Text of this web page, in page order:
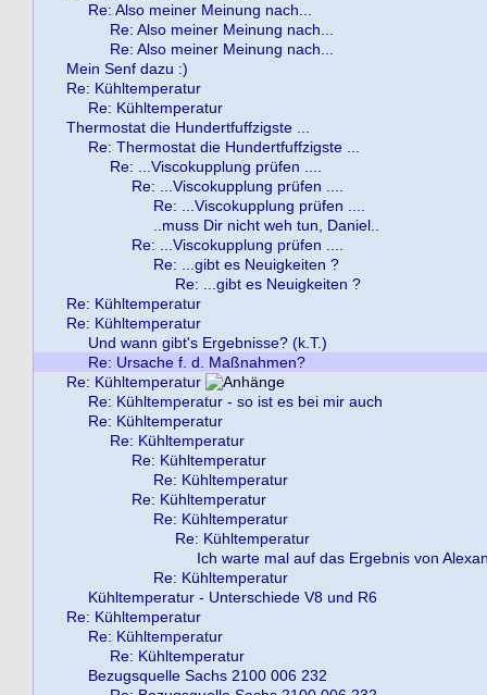
Re: Also meiner Meinung nach...
Re: Also meiner Meinung nach...
Re: Also meiner Meinung nach...
Mein Senf dazu :)
Re: Kühltemperatur
Re: Kühltemperatur
Thermostat die Hundertfuffzigste ...
Re: Thermostat die Hundertfuffzigste ...
Re: ...Viscokupplung prüfen ....
Re: ...Viscokupplung prüfen ....
Re: ...Viscokupplung prüfen ....
..muss Dir nicht weh tun, Daniel..
Re: ...Viscokupplung prüfen ....
Re: ...gibt es Neuigkeiten ?
Re: ...gibt es Neuigkeiten ?
Re: Kühltemperatur
Re: Kühltemperatur
Und wann gibt's Ergebnisse? (k.T.)
Re: Ursache f. d. Maßnahmen?
Re: Kühltemperatur
Re: Kühltemperatur - so ist es bei mir auch
Re: Kühltemperatur
Re: Kühltemperatur
Re: Kühltemperatur
Re: Kühltemperatur
Re: Kühltemperatur
Re: Kühltemperatur
Re: Kühltemperatur
Ich warte mal auf das Ergebnis von
Re: Kühltemperatur
Kühltemperatur - Unterschiede V8 und R6
Re: Kühltemperatur
Re: Kühltemperatur
Re: Kühltemperatur
Bezugsquelle Sachs 2100 006 232